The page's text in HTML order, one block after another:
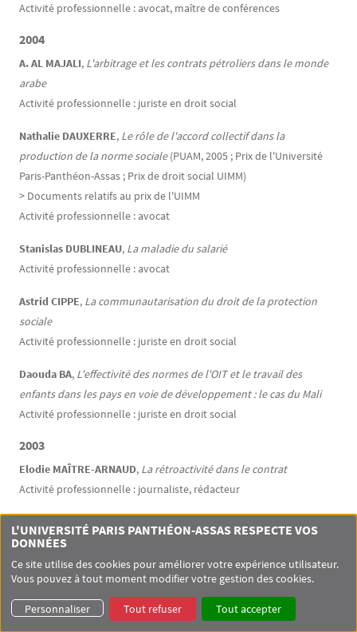
Activité professionnelle : avocat, maître de conférences
2004
A. AL MAJALI, L'arbitrage et les contrats pétroliers dans le monde
arabe
Activité professionnelle : juriste en droit social
Nathalie DAUXERRE, Le rôle de l'accord collectif dans la
production de la norme sociale(PUAM, 2005 ; Prix de l'Université
Paris-Panthéon-Assas ; Prix de droit social UIMM)
> Documents relatifs au prix de l'UIMM
Activité professionnelle : avocat
Stanislas DUBLINEAU, La maladie du salarié
Activité professionnelle : avocat
Astrid CIPPE, La communautarisation du droit de la protection
sociale
Activité professionnelle : juriste en droit social
Daouda BA, L'effectivité des normes de l'OIT et le travail des
enfants dans les pays en voie de développement : le cas du Mali
Activité professionnelle : juriste en droit social
2003
Elodie MAÎTRE-ARNAUD, La rétroactivité dans le contrat
Activité professionnelle : journaliste, rédacteur
Isabelle GRANDGERARD
La dépendance des personnes âgées
dans une société en vieillissement
Activité professionnelle : juriste en droit social
La responsabilité des établissements de santé
Activité professionnelle : juriste en droit social
L'UNIVERSITÉ PARIS PANTHÉON-ASSAS RESPECTE VOS
DONNÉES
Ce site utilise des cookies pour améliorer votre expérience utilisateur.
Vous pouvez à tout moment modifier votre gestion des cookies.
Personnaliser Tout refuser Tout accepter